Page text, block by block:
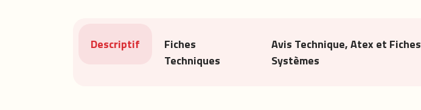
Descriptif
Fiches
Techniques
Avis Technique, Atex et Fiches
Systèmes